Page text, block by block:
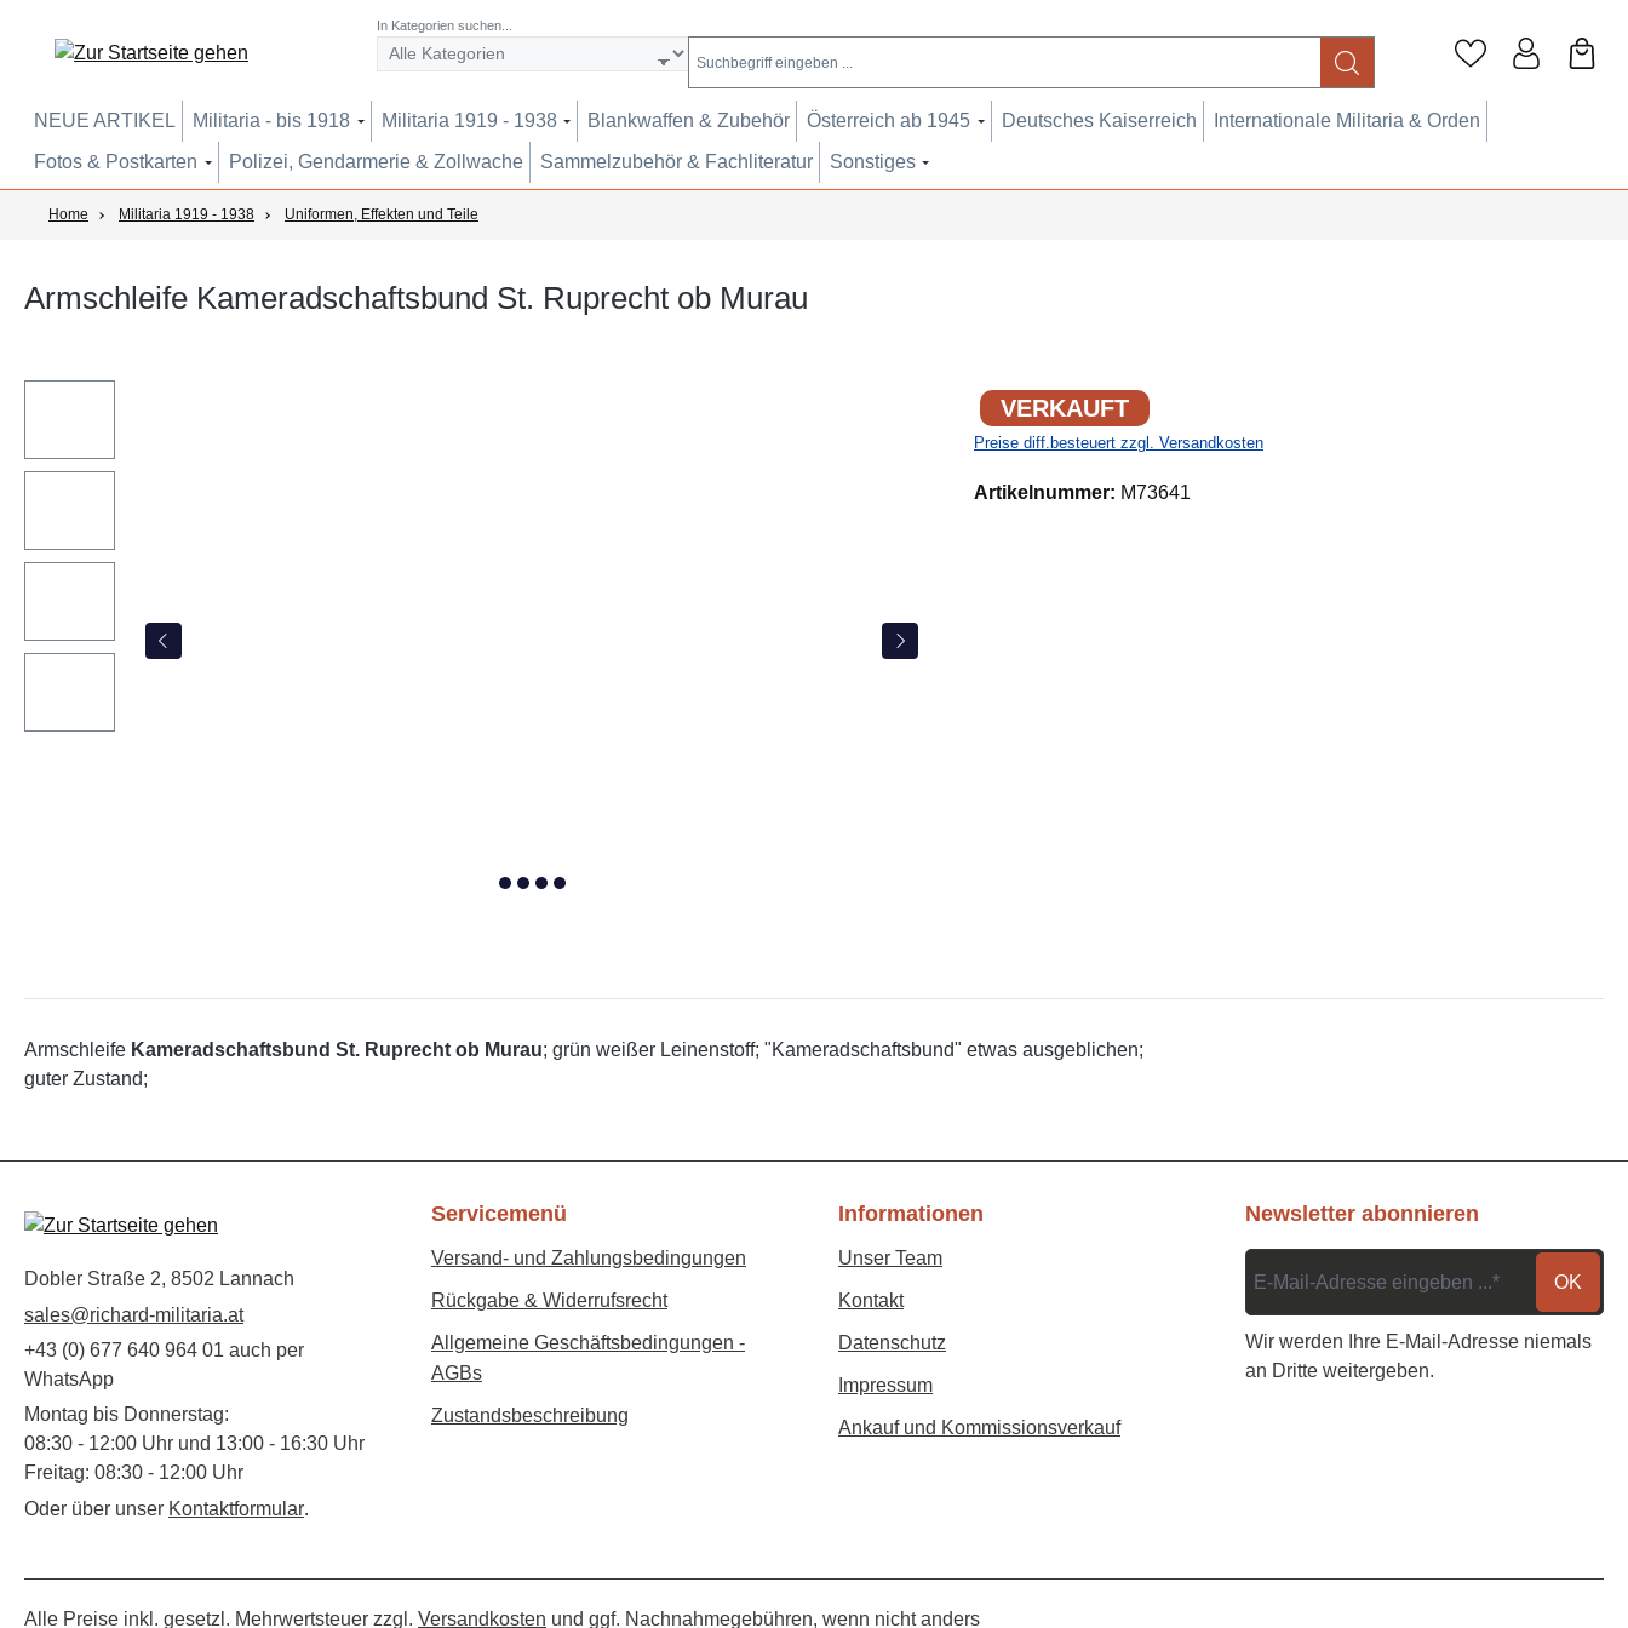
In Kategorien suchen...
NEUE ARTIKEL Militaria - bis 1918 Militaria 1919 - 1938 Blankwaffen & Zubehör Österreich ab 1945 Deutsches Kaiserreich
Internationale Militaria & Orden
Fotos & Postkarten
Polizei, Gendarmerie & Zollwache Sammelzubehör & Fachliteratur Sonstiges
Home Militaria 1919 - 1938 Uniformen, Effekten und Teile
Armschleife Kameradschaftsbund St. Ruprecht ob Murau
VERKAUFT
Preise diff.besteuert zzgl. Versandkosten
Artikelnummer: M73641
Armschleife Kameradschaftsbund St. Ruprecht ob Murau; grün weißer Leinenstoff; "Kameradschaftsbund" etwas ausgeblichen;
guter Zustand;
Dobler Straße 2, 8502 Lannach
sales@richard-militaria.at
+43 (0) 677 640 964 01 auch per
WhatsApp
Montag bis Donnerstag:
08:30 - 12:00 Uhr und 13:00 - 16:30 Uhr
Freitag: 08:30 - 12:00 Uhr
Oder über unser Kontaktformular.
Servicemenü
Versand- und Zahlungsbedingungen
Rückgabe & Widerrufsrecht
Allgemeine Geschäftsbedingungen -
AGBs
Zustandsbeschreibung
Informationen
Unser Team
Kontakt
Datenschutz
Impressum
Ankauf und Kommissionsverkauf
Newsletter abonnieren
OK
Wir werden Ihre E-Mail-Adresse niemals
an Dritte weitergeben.
Alle Preise inkl. gesetzl. Mehrwertsteuer zzgl. Versandkosten und ggf. Nachnahmegebühren, wenn nicht anders